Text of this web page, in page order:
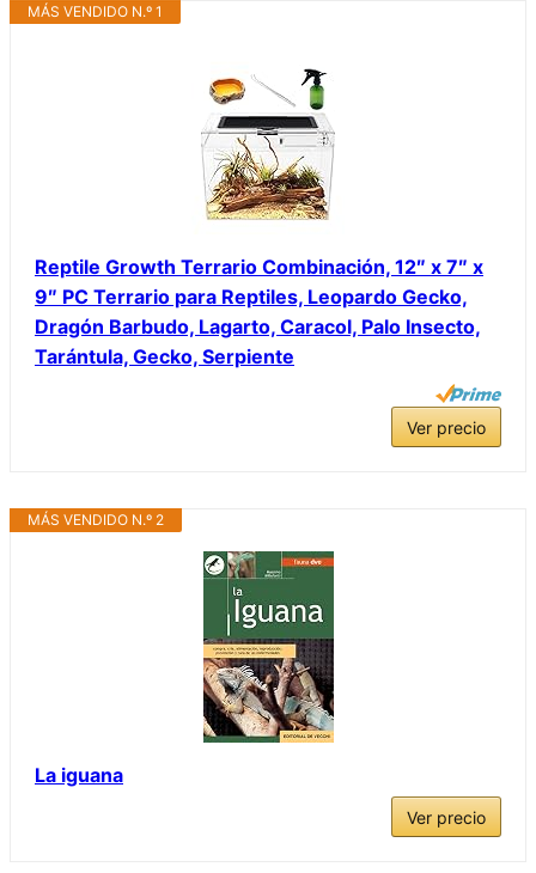
MÁS VENDIDO N.º 1
Reptile Growth Terrario Combinación, 12″ x 7″ x
9″ PC Terrario para Reptiles, Leopardo Gecko,
Dragón Barbudo, Lagarto, Caracol, Palo Insecto,
Tarántula, Gecko, Serpiente
Ver precio
MÁS VENDIDO N.º 2
La iguana
Ver precio